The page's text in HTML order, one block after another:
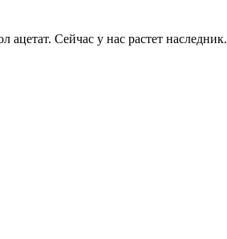
Сейчас у нас растет наследник.